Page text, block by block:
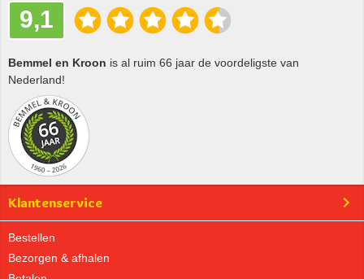
9,1
Bemmel en Kroon is al ruim 66 jaar de voordeligste van
Nederland!
Klantenservice
Bestellen
Bezorgen & afhalen